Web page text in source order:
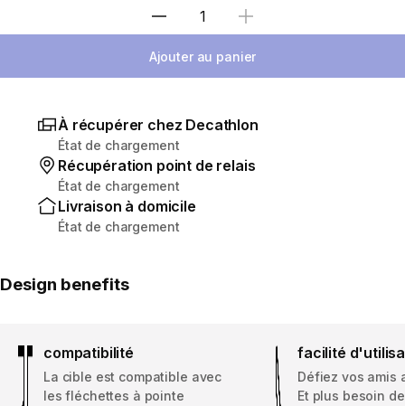
Sélectionnez la quantité
Ajouter au panier
À récupérer chez Decathlon
État de chargement
Récupération point de relais
État de chargement
Livraison à domicile
État de chargement
Design benefits
compatibilité
La cible est compatible avec
les fléchettes à pointe
facilité
Défiez vos amis
Et plus besoin